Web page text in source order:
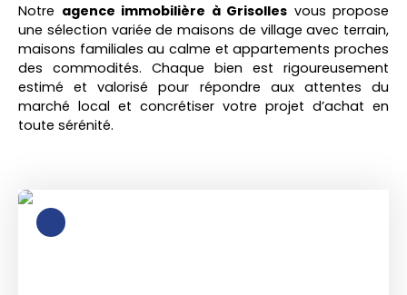
Notre agence immobilière à Grisolles vous propose
une sélection variée de maisons de village avec terrain,
maisons familiales au calme et appartements proches
des commodités. Chaque bien est rigoureusement
estimé et valorisé pour répondre aux attentes du
marché local et concrétiser votre projet d’achat en
toute sérénité.